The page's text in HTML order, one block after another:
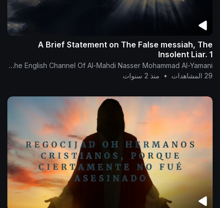
A Brief Statement on The False messiah, The
Insolent Liar. 1
The English Channel Of Al-Mahdi Nasser Mohammad Al-Yamani
29 المشاهدات
• منذ 2 سنوات